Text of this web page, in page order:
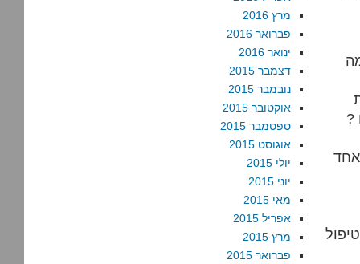
?
מרץ 2016
פברואר 2016
ינואר 2016
דצמבר 2015
נובמבר 2015
אוקטובר 2015
ספטמבר 2015
אוגוסט 2015
יולי 2015
יוני 2015
מאי 2015
אפריל 2015
מרץ 2015
פברואר 2015